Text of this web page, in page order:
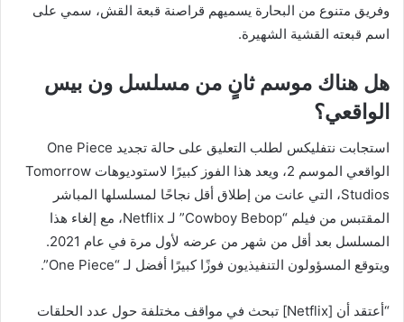
وفريق متنوع من البحارة يسميهم قراصنة قبعة القش، سمي على
اسم قبعته القشية الشهيرة.
هل هناك موسم ثانٍ من مسلسل ون بيس
الواقعي؟
استجابت نتفليكس لطلب التعليق على حالة تجديد One Piece
الواقعي الموسم 2، ويعد هذا الفوز كبيرًا لاستوديوهات Tomorrow
Studios، التي عانت من إطلاق أقل نجاحًا لمسلسلها المباشر
المقتبس من فيلم “Cowboy Bebop” لـ Netflix، مع إلغاء هذا
المسلسل بعد أقل من شهر من عرضه لأول مرة في عام 2021.
ويتوقع المسؤولون التنفيذيون فوزًا كبيرًا أفضل لـ “One Piece”.
“أعتقد أن [Netflix] تبحث في مواقف مختلفة حول عدد الحلقات